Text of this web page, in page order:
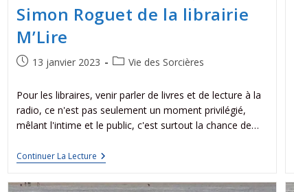
Simon Roguet de la librairie
M’Lire
13 janvier 2023 Vie des Sorcières
Pour les libraires, venir parler de livres et de lecture à la
radio, ce n'est pas seulement un moment privilégié,
mêlant l'intime et le public, c'est surtout la chance de…
Continuer La Lecture